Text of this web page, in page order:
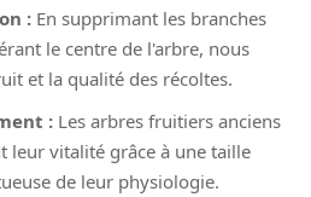
: En supprimant les branches
le centre de l'arbre, nous
et la qualité des récoltes.
: Les arbres fruitiers anciens
leur vitalité grâce à une taille
de leur physiologie.